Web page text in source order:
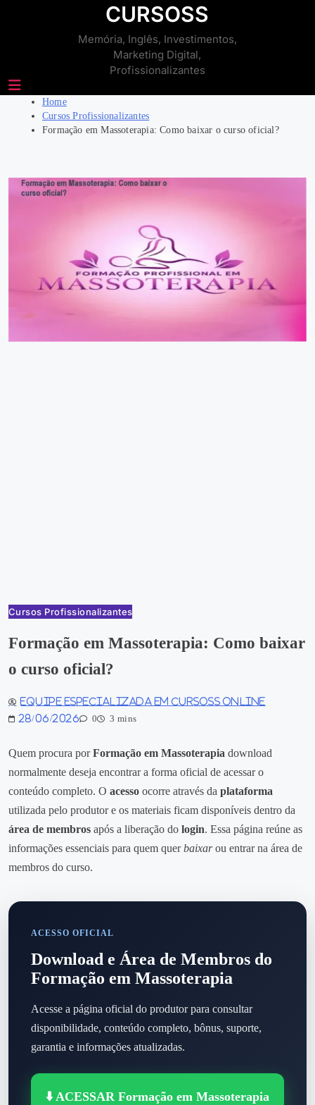
CURSOSS
Memória, Inglês, Investimentos,
Marketing Digital,
Profissionalizantes
Home
Cursos Profissionalizantes
Formação em Massoterapia: Como baixar o curso oficial?
Cursos Profissionalizantes
Formação em Massoterapia: Como baixar
o curso oficial?
Equipe especializada em Cursoss Online
28/06/2026
0 3 mins
Quem procura porFormação em Massoterapia download
normalmente deseja encontrar a forma oficial de acessar o
conteúdo completo. O acesso ocorre através da plataforma
utilizada pelo produtor e os materiais ficam disponíveis dentro da
área de membros após a liberação do login. Essa página reúne as
informações essenciais para quem querbaixarou entrar na área de
membros do curso.
ACESSO OFICIAL
Download e Área de Membros do
Formação em Massoterapia
Acesse a página oficial do produtor para consultar
disponibilidade, conteúdo completo, bônus, suporte,
garantia e informações atualizadas.
⬇️ ACESSAR Formação em Massoterapia